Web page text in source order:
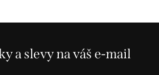
a slevy na váš e-mail